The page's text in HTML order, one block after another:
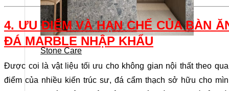
Stone Care
4. ƯU ĐIỂM VÀ HẠN CHẾ CỦA BÀN
ĐÁ MARBLE NHẬP KHẨU
Được coi là vật liệu tối ưu cho không gian nội thất theo
điểm của nhiều kiến trúc sư, đá cẩm thạch sở hữu cho